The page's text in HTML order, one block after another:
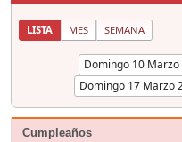
LISTA MES SEMANA
Cumpleaños